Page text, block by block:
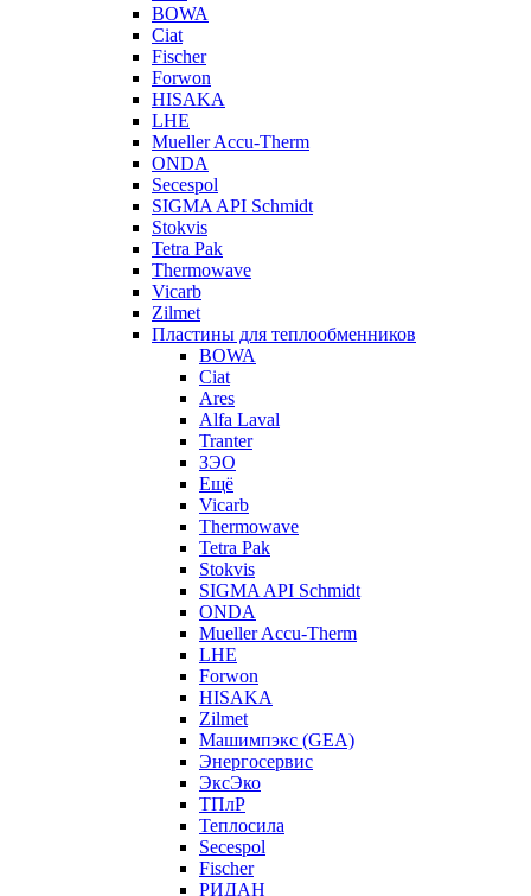
BOWA
Ciat
Fischer
Forwon
HISAKA
LHE
Mueller Accu-Therm
ONDA
Secespol
SIGMA API Schmidt
Stokvis
Tetra Pak
Thermowave
Vicarb
Zilmet
Пластины для теплообменников
BOWA
Ciat
Ares
Alfa Laval
Tranter
ЗЭО
Ещё
Vicarb
Thermowave
Tetra Pak
Stokvis
SIGMA API Schmidt
ONDA
Mueller Accu-Therm
LHE
Forwon
HISAKA
Zilmet
Машимпэкс (GEA)
Энергосервис
ЭксЭко
ТПлР
Теплосила
Secespol
Fischer
РИДАН